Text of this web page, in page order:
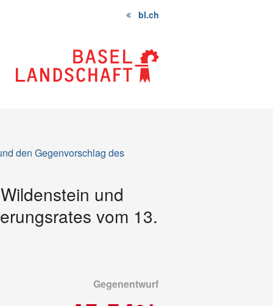
bl.ch
den Gegenvorschlag des
und
vom 13.
Gegenentwurf